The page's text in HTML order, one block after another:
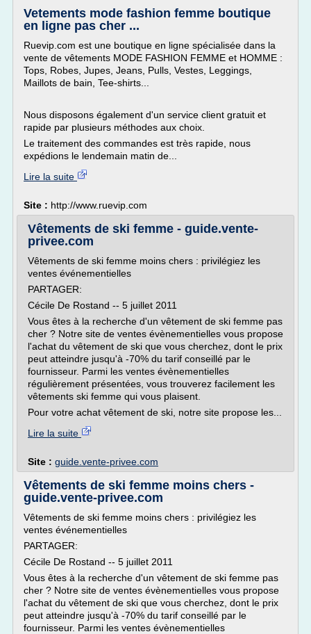
Vetements mode fashion femme boutique
en ligne pas cher ...
Ruevip.com est une boutique en ligne spécialisée dans la
vente de vêtements MODE FASHION FEMME et HOMME :
Tops, Robes, Jupes, Jeans, Pulls, Vestes, Leggings,
Maillots de bain, Tee-shirts...
Nous disposons également d'un service client gratuit et
rapide par plusieurs méthodes aux choix.
Le traitement des commandes est très rapide, nous
expédions le lendemain matin de...
Lire la suite
Site : http://www.ruevip.com
Vêtements de ski femme - guide.vente-
privee.com
Vêtements de ski femme moins chers : privilégiez les
ventes événementielles
PARTAGER:
Cécile De Rostand -- 5 juillet 2011
Vous êtes à la recherche d'un vêtement de ski femme pas
cher ? Notre site de ventes évènementielles vous propose
l'achat du vêtement de ski que vous cherchez, dont le prix
peut atteindre jusqu'à -70% du tarif conseillé par le
fournisseur. Parmi les ventes évènementielles
régulièrement présentées, vous trouverez facilement les
vêtements ski femme qui vous plaisent.
Pour votre achat vêtement de ski, notre site propose les...
Lire la suite
Site : guide.vente-privee.com
Vêtements de ski femme moins chers -
guide.vente-privee.com
Vêtements de ski femme moins chers : privilégiez les
ventes événementielles
PARTAGER:
Cécile De Rostand -- 5 juillet 2011
Vous êtes à la recherche d'un vêtement de ski femme pas
cher ? Notre site de ventes évènementielles vous propose
l'achat du vêtement de ski que vous cherchez, dont le prix
peut atteindre jusqu'à -70% du tarif conseillé par le
fournisseur. Parmi les ventes évènementielles